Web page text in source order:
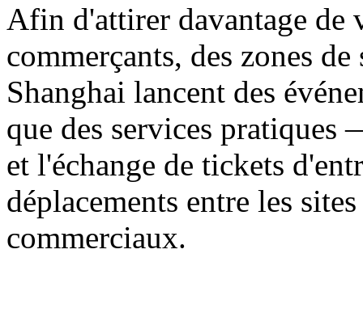
Afin d'attirer davantage de
commerçants, des zones
Shanghai lancent des
que des services pratiques
et l'échange de tickets
déplacements entre les
commerciaux.